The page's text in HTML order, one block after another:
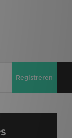
Registreren